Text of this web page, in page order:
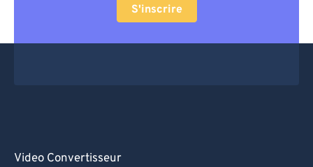
S'inscrire
Video Convertisseur